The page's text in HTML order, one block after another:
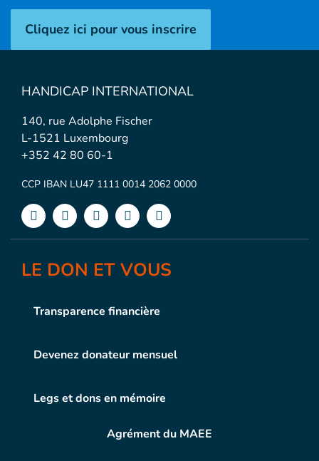
Cliquez ici pour vous inscrire
HANDICAP INTERNATIONAL
140, rue Adolphe Fischer
L-1521 Luxembourg
+352 42 80 60-1
CCP IBAN LU47 1111 0014 2062 0000
LE DON ET VOUS
Transparence financière
Devenez donateur mensuel
Legs et dons en mémoire
Agrément du MAEE